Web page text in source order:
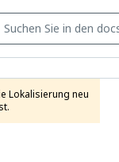
Lokalisierung neu